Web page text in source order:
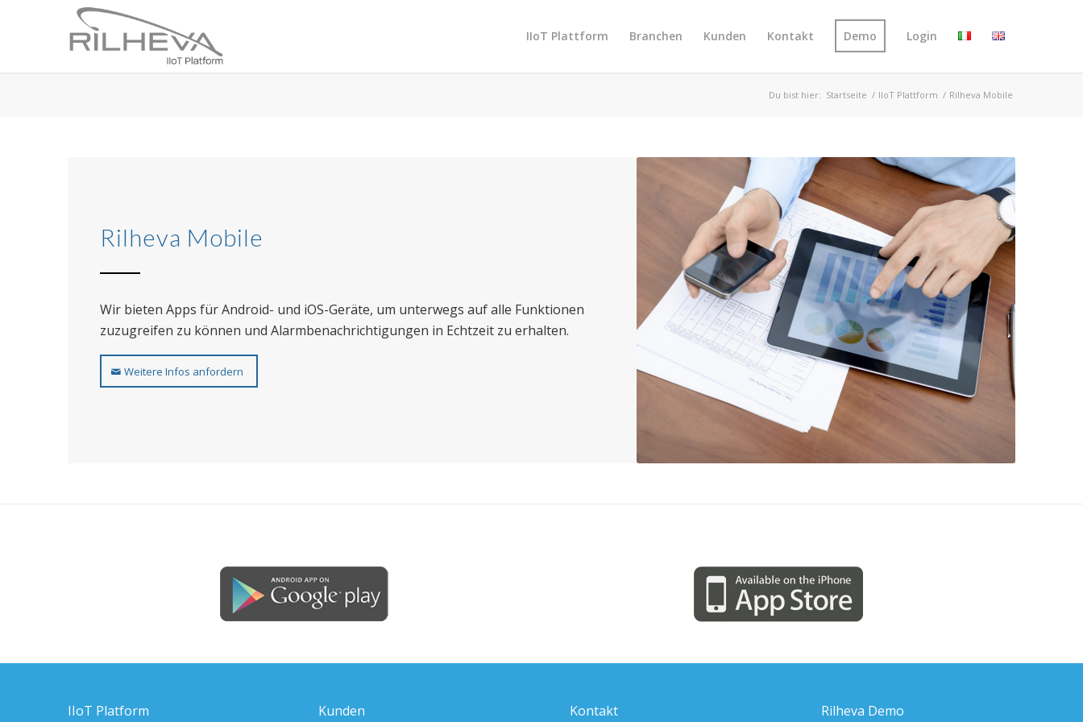
IIoT Plattform Branchen Kunden Kontakt Demo Login
Du bist hier: Startseite / IIoT Plattform / Rilheva Mobile
Rilheva Mobile
Wir bieten Apps für Android- und iOS-Geräte, um unterwegs auf alle Funktionen
zuzugreifen zu können und Alarmbenachrichtigungen in Echtzeit zu erhalten.
Weitere Infos anfordern
IIoT Platform Kunden Kontakt Rilheva Demo